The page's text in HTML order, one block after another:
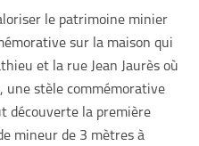
le patrimoine minier
sur la maison qui
et la rue Jean Jaurès où
une stèle commémorative
découverte la première
mineur de 3 mètres à